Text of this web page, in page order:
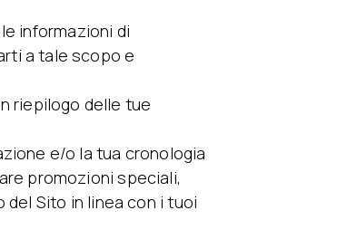
informazioni di
a tale scopo e
riepilogo delle tue
e/o la tua cronologia
promozioni speciali,
Sito in linea con i tuoi